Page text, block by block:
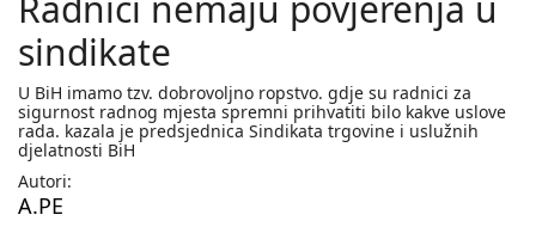
sindikate
U BiH imamo tzv. dobrovoljno ropstvo. gdje su radnici za
sigurnost radnog mjesta spremni prihvatiti bilo kakve uslove
rada. kazala je predsjednica Sindikata trgovine i uslužnih
djelatnosti BiH
Autori:
A.PE